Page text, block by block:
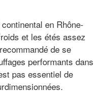
en Rhône-
et les étés assez
de se
performants dans
pas essentiel de